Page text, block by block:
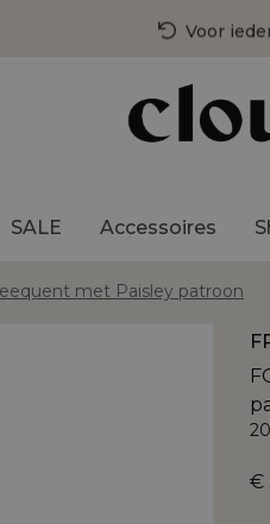
Voor
3 fysieke
Gratis
SALE Accessoires
met Paisley patroon
€